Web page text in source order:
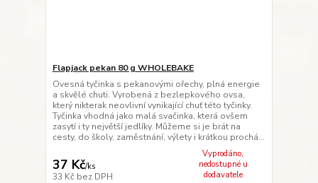
Flapjack pekan 80 g WHOLEBAKE
Ovesná tyčinka s pekanovými ořechy, plná energie
a skvělé chuti. Vyrobená z bezlepkového ovsa,
který nikterak neovlivní vynikající chuť této tyčinky.
Tyčinka vhodná jako malá svačinka, která ovšem
zasytí i ty největší jedlíky. Můžeme si je brát na
cesty, do školy, zaměstnání, výlety i krátkou prochá...
37 Kč/ks
33 Kč bez DPH
Vyprodáno,
nedostupné u
dodavatele